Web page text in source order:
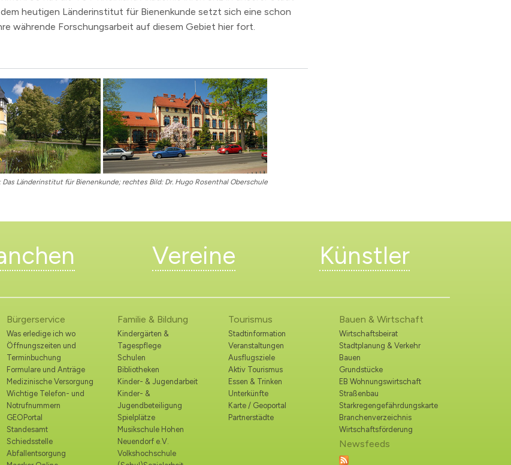
heutigen Länderinstitut für Bienenkunde setzt sich eine schon
währende Forschungsarbeit auf diesem Gebiet hier fort.
Das Länderinstitut für Bienenkunde; rechtes Bild: Dr. Hugo Rosenthal Oberschule
Vereine Künstler
Bürgerservice
Was erledige ich wo
Öffnungszeiten und
Terminbuchung
Formulare und Anträge
Medizinische Versorgung
Wichtige Telefon- und
Notrufnummern
GEOPortal
Standesamt
Schiedsstelle
Abfallentsorgung
Familie & Bildung
Kindergärten &
Tagespflege
Schulen
Bibliotheken
Kinder- & Jugendarbeit
Kinder- &
Jugendbeteiligung
Spielplätze
Musikschule Hohen
Neuendorf e.V.
Volkshochschule
Tourismus
Stadtinformation
Veranstaltungen
Ausflugsziele
Aktiv Tourismus
Essen & Trinken
Unterkünfte
Karte / Geoportal
Partnerstädte
Bauen & Wirtschaft
Wirtschaftsbeirat
Stadtplanung & Verkehr
Bauen
Grundstücke
EB Wohnungswirtschaft
Straßenbau
Starkregengefährdungskarte
Branchenverzeichnis
Wirtschaftsförderung
Newsfeeds